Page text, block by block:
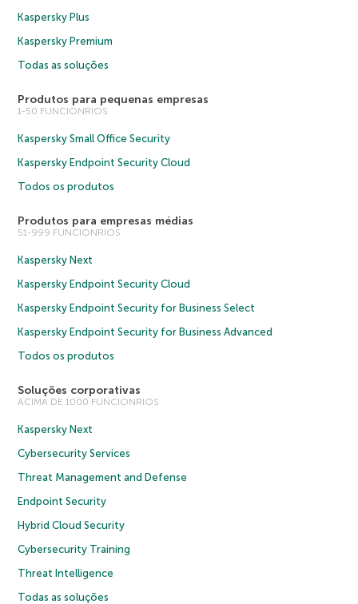
Kaspersky Plus
Kaspersky Premium
Todas as soluções
Produtos para pequenas empresas
1-50 FUNCIONRIOS
Kaspersky Small Office Security
Kaspersky Endpoint Security Cloud
Todos os produtos
Produtos para empresas médias
51-999 FUNCIONRIOS
Kaspersky Next
Kaspersky Endpoint Security Cloud
Kaspersky Endpoint Security for Business Select
Kaspersky Endpoint Security for Business Advanced
Todos os produtos
Soluções corporativas
ACIMA DE 1000 FUNCIONRIOS
Kaspersky Next
Cybersecurity Services
Threat Management and Defense
Endpoint Security
Hybrid Cloud Security
Cybersecurity Training
Threat Intelligence
Todas as soluções